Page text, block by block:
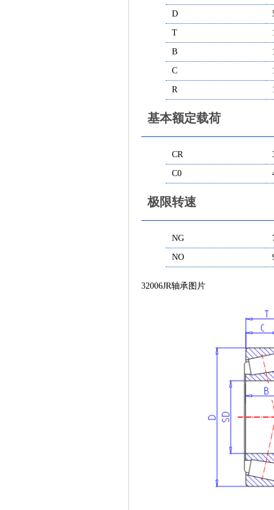
D
T
B
C
R
基本额定载荷
CR
C0
极限转速
NG
NO
32006JR轴承图片